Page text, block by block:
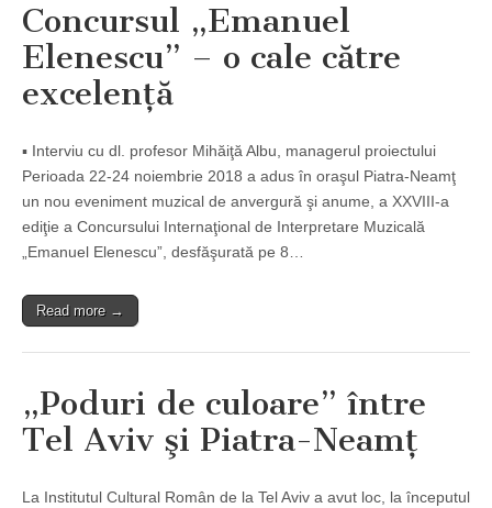
Concursul „Emanuel
Elenescu” – o cale către
excelenţă
▪ Interviu cu dl. profesor Mihăiţă Albu, managerul proiectului
Perioada 22-24 noiembrie 2018 a adus în oraşul Piatra-Neamţ
un nou eveniment muzical de anvergură şi anume, a XXVIII-a
ediţie a Concursului Internaţional de Interpretare Muzicală
„Emanuel Elenescu”, desfăşurată pe 8…
Read more →
„Poduri de culoare” între
Tel Aviv şi Piatra-Neamţ
La Institutul Cultural Român de la Tel Aviv a avut loc, la începutul